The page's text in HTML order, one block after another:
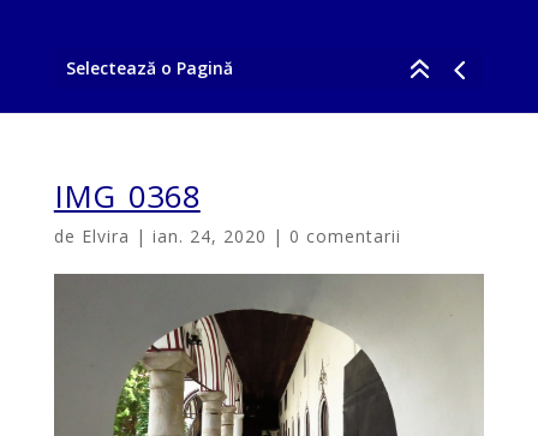
Selectează o Pagină
IMG_0368
de Elvira | ian. 24, 2020 | 0 comentarii